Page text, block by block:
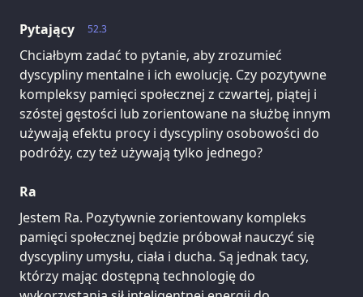
52.3
Pytający
Chciałbym zadać to pytanie, aby zrozumieć
dyscypliny mentalne i ich ewolucję. Czy pozytywne
kompleksy pamięci społecznej z czwartej, piątej i
szóstej gęstości lub zorientowane na służbę innym
używają efektu procy i dyscypliny osobowości do
podróży, czy też używają tylko jednego?
Ra
Jestem Ra. Pozytywnie zorientowany kompleks
pamięci społecznej będzie próbował nauczyć się
dyscypliny umysłu, ciała i ducha. Są jednak tacy,
którzy mając dostępną technologię do